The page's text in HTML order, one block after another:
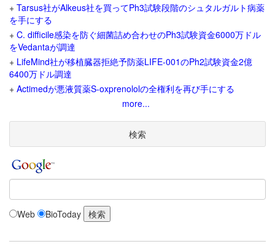
+ Tarsus社がAlkeus社を買ってPh3試験段階のシュタルガルト病薬
を手にする
+ C. difficile感染を防ぐ細菌詰め合わせのPh3試験資金6000万ドル
をVedantaが調達
+ LifeMind社が移植臓器拒絶予防薬LIFE-001のPh2試験資金2億
6400万ドル調達
+ Actimedが悪液質薬S-oxprenololの全権利を再び手にする
more...
検索
Web BioToday